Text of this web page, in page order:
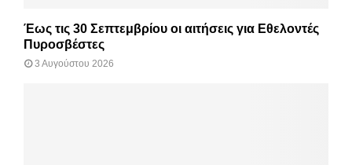
Έως τις 30 Σεπτεμβρίου οι αιτήσεις για Εθελοντές
Πυροσβέστες
3 Αυγούστου 2026